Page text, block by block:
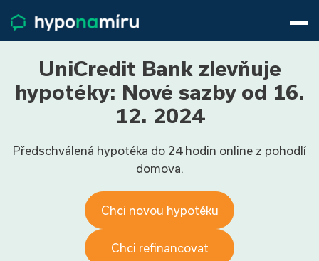
Životní pojištění
Pojištění nemovitosti
Články
Přihlásit
UniCredit Bank zlevňuje
hypotéky: Nové sazby od 16.
12. 2024
Předschválená hypotéka do 24 hodin online z pohodlí
domova.
Chci novou hypotéku
Chci refinancovat